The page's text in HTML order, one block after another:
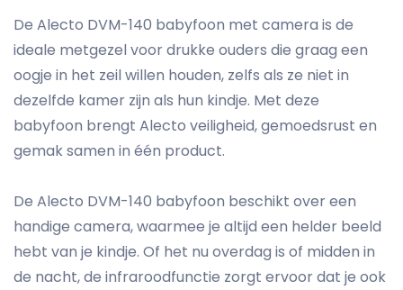
De Alecto DVM-140 babyfoon met camera is de
ideale metgezel voor drukke ouders die graag een
oogje in het zeil willen houden, zelfs als ze niet in
dezelfde kamer zijn als hun kindje. Met deze
babyfoon brengt Alecto veiligheid, gemoedsrust en
gemak samen in één product.
De Alecto DVM-140 babyfoon beschikt over een
handige camera, waarmee je altijd een helder beeld
hebt van je kindje. Of het nu overdag is of midden in
de nacht, de infraroodfunctie zorgt ervoor dat je ook